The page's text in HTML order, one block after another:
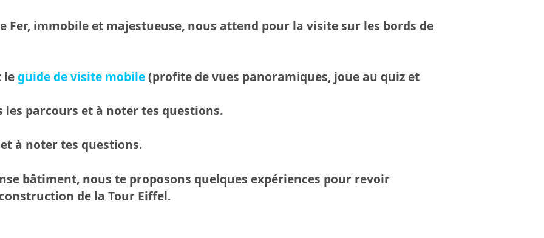
Fer, immobile et majestueuse, nous attend pour la visite sur les bords de
leguide de visite mobile(profite de vues panoramiques, joue au quiz et
les parcours et à noter tes questions.
à noter tes questions.
bâtiment, nous te proposons quelques expériences pour revoir
de la Tour Eiffel.